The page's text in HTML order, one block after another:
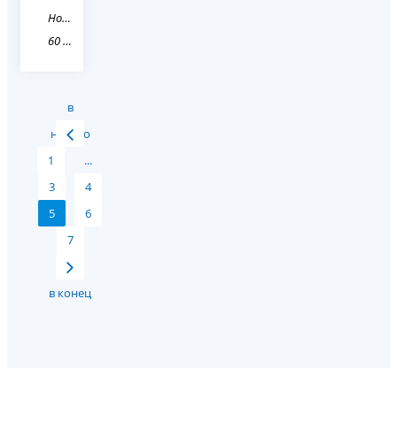
Новость
60 Псковская область
в
начало
1
...
3
4
5
6
7
в конец